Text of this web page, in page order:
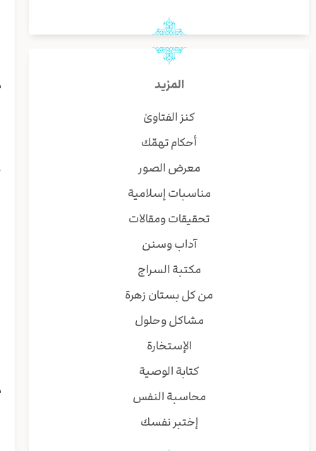
المزيد
كنز الفتاوىٰ
أحكام تهمّك
معرض الصور
مناسبات إسلامية
تحقيقات ومقالات
آداب وسنن
مكتبة السراج
من كل بستان زهرة
مشاكل وحلول
الإستخارة
كتابة الوصية
محاسبة النفس
إختبر نفسك